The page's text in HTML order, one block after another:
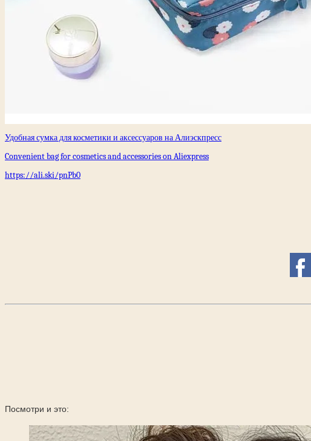
Удобная сумка для косметики и аксессуаров на Алиэскпресс
Convenient bag for cosmetics and accessories on Aliexpress
https://ali.ski/pnPb0
Посмотри и это: